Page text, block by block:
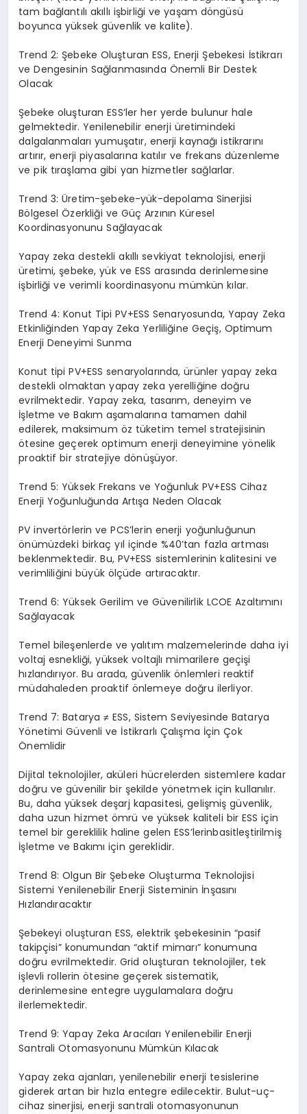
tam bağlantılı akıllı işbirliği ve yaşam döngüsü
boyunca yüksek güvenlik ve kalite).
Trend 2: Şebeke Oluşturan ESS, Enerji Şebekesi İstikrarı
ve Dengesinin Sağlanmasında Önemli Bir Destek
Olacak
Şebeke oluşturan ESS’ler her yerde bulunur hale
gelmektedir. Yenilenebilir enerji üretimindeki
dalgalanmaları yumuşatır, enerji kaynağı istikrarını
artırır, enerji piyasalarına katılır ve frekans düzenleme
ve pik tıraşlama gibi yan hizmetler sağlarlar.
Trend 3: Üretim-şebeke-yük-depolama Sinerjisi
Bölgesel Özerkliği ve Güç Arzının Küresel
Koordinasyonunu Sağlayacak
Yapay zeka destekli akıllı sevkiyat teknolojisi, enerji
üretimi, şebeke, yük ve ESS arasında derinlemesine
işbirliği ve verimli koordinasyonu mümkün kılar.
Trend 4: Konut Tipi PV+ESS Senaryosunda, Yapay Zeka
Etkinliğinden Yapay Zeka Yerliliğine Geçiş, Optimum
Enerji Deneyimi Sunma
Konut tipi PV+ESS senaryolarında, ürünler yapay zeka
destekli olmaktan yapay zeka yerelliğine doğru
evrilmektedir. Yapay zeka, tasarım, deneyim ve
İşletme ve Bakım aşamalarına tamamen dahil
edilerek, maksimum öz tüketim temel stratejisinin
ötesine geçerek optimum enerji deneyimine yönelik
proaktif bir stratejiye dönüşüyor.
Trend 5: Yüksek Frekans ve Yoğunluk PV+ESS Cihaz
Enerji Yoğunluğunda Artışa Neden Olacak
PV invertörlerin ve PCS’lerin enerji yoğunluğunun
önümüzdeki birkaç yıl içinde %40’tan fazla artması
beklenmektedir. Bu, PV+ESS sistemlerinin kalitesini ve
verimliliğini büyük ölçüde artıracaktır.
Trend 6: Yüksek Gerilim ve Güvenilirlik LCOE Azaltımını
Sağlayacak
Temel bileşenlerde ve yalıtım malzemelerinde daha iyi
voltaj esnekliği, yüksek voltajlı mimarilere geçişi
hızlandırıyor. Bu arada, güvenlik önlemleri reaktif
müdahaleden proaktif önlemeye doğru ilerliyor.
Trend 7: Batarya ≠ ESS, Sistem Seviyesinde Batarya
Yönetimi Güvenli ve İstikrarlı Çalışma İçin Çok
Önemlidir
Dijital teknolojiler, aküleri hücrelerden sistemlere kadar
doğru ve güvenilir bir şekilde yönetmek için kullanılır.
Bu, daha yüksek deşarj kapasitesi, gelişmiş güvenlik,
daha uzun hizmet ömrü ve yüksek kaliteli bir ESS için
temel bir gereklilik haline gelen ESS’lerinbasitleştirilmiş
İşletme ve Bakımı için gereklidir.
Trend 8: Olgun Bir Şebeke Oluşturma Teknolojisi
Sistemi Yenilenebilir Enerji Sisteminin İnşasını
Hızlandıracaktır
Şebekeyi oluşturan ESS, elektrik şebekesinin “pasif
takipçisi” konumundan “aktif mimarı” konumuna
doğru evrilmektedir. Grid oluşturan teknolojiler, tek
işlevli rollerin ötesine geçerek sistematik,
derinlemesine entegre uygulamalara doğru
ilerlemektedir.
Trend 9: Yapay Zeka Aracıları Yenilenebilir Enerji
Santrali Otomasyonunu Mümkün Kılacak
Yapay zeka ajanları, yenilenebilir enerji tesislerine
giderek artan bir hızla entegre edilecektir. Bulut-uç-
cihaz sinerjisi, enerji santrali otomasyonunun